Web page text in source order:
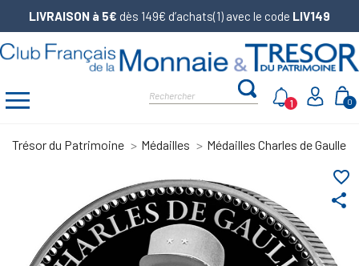
LIVRAISON à 5€ dès 149€ d’achats(1) avec le code LIV149
0
1
Trésor du Patrimoine Médailles Médailles Charles de Gaulle
share
favorite_border